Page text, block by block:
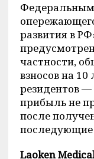
Федеральным
развития в
частности,
взносов на 10
резидентов —
прибыль не
после
последующие
Laoken